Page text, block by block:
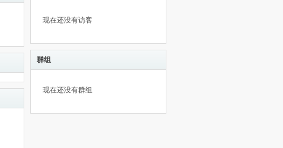
现在还没有访客
群组
现在还没有群组